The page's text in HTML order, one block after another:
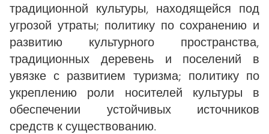
традиционной культуры, находящейся под
угрозой утраты; политику по сохранению и
развитию культурного пространства,
традиционных деревень и поселений в
увязке с развитием туризма; политику по
укреплению роли носителей культуры в
обеспечении устойчивых источников
средств к существованию.